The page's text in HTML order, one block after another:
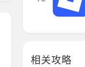
相关攻略